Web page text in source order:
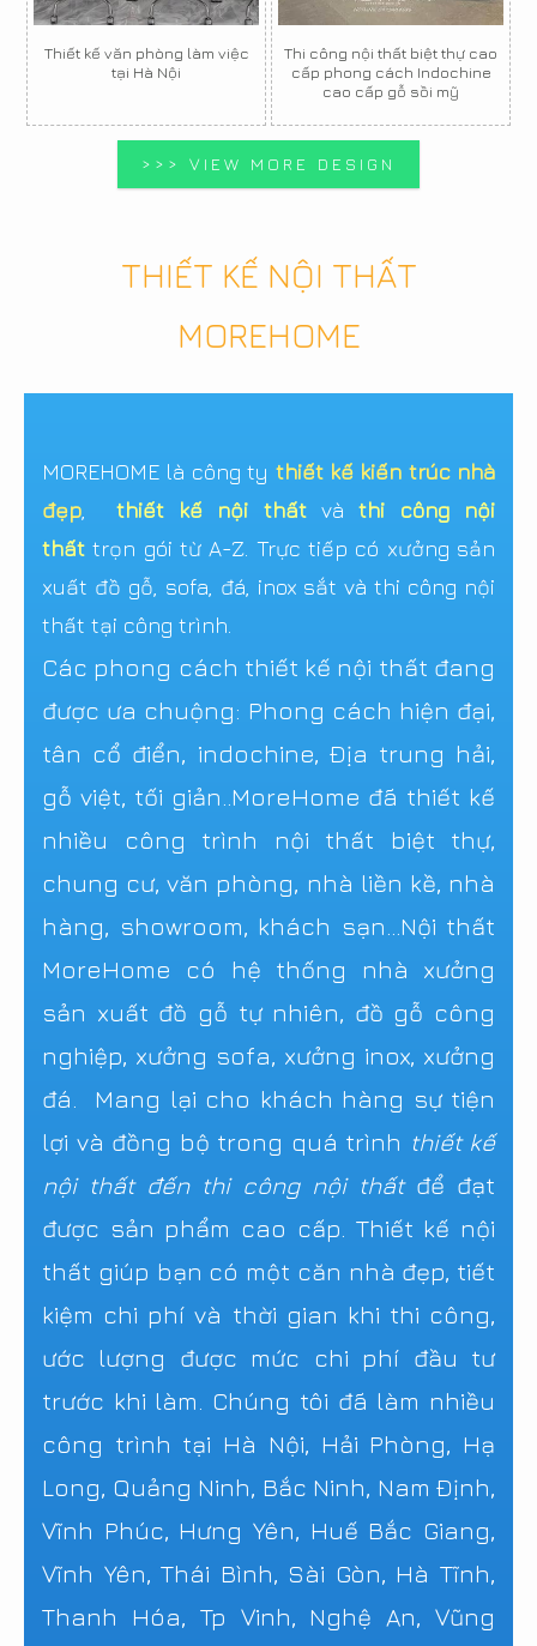
Thiết kế văn phòng làm việc
tại Hà Nội
Thi công nội thất biệt thự cao
cấp phong cách Indochine
cao cấp gỗ sồi mỹ
>>> VIEW MORE DESIGN
THIẾT KẾ NỘI THẤT
MOREHOME
MOREHOME là công ty thiết kế kiến trúc nhà
đẹp
thiết kế nội thấtvàthi công nội
thất trọn gói từ A-Z. Trực tiếp có xưởng sản
xuất đồ gỗ, sofa, đá, inox sắt và thi công nội
thất tại công trình.
Các phong cách thiết kế nội thất đang
được ưa chuộng: Phong cách hiện đại,
tân cổ điển, indochine, Địa trung hải,
gỗ việt, tối giản..MoreHome đã thiết kế
nhiều công trình nội thất biệt thự,
chung cư, văn phòng, nhà liền kề, nhà
hàng, showroom, khách sạn...Nội thất
MoreHome có hệ thống nhà xưởng
sản xuất đồ gỗ tự nhiên, đồ gỗ công
nghiệp, xưởng sofa, xưởng inox, xưởng
đá. Mang lại cho khách hàng sự tiện
lợi và đồng bộ trong quá trình thiết kế
nội thất đến thi công nội thấtđể đạt
được sản phẩm cao cấp. Thiết kế nội
thất giúp bạn có một căn nhà đẹp, tiết
kiệm chi phí và thời gian khi thi công,
ước lượng được mức chi phí đầu tư
trước khi làm. Chúng tôi đã làm nhiều
công trình tại Hà Nội, Hải Phòng, Hạ
Long, Quảng Ninh, Bắc Ninh, Nam Định,
Vĩnh Phúc, Hưng Yên, Huế Bắc Giang,
Vĩnh Yên, Thái Bình, Sài Gòn, Hà Tĩnh,
Thanh Hóa, Tp Vinh, Nghệ An, Vũng